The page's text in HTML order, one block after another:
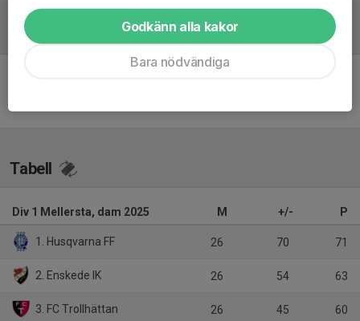
Referat
Tabell
Div 1 Mellersta, dam 2025 M +/- P
1. Husqvarna FF 26 70 71
2. Enskede IK 26 54 63
3. FC Trollhättan 26 45 60
Godkänn alla kakor
Bara nödvändiga